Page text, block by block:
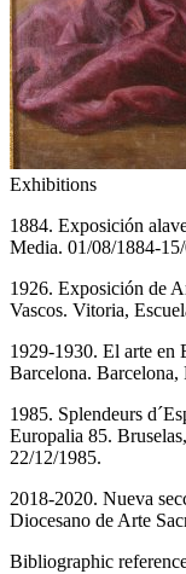
Exhibitions
1884. Exposición
Media. 01/08/1884-
1926. Exposición de
Vascos. Vitoria,
1929-1930. El arte en
Barcelona.
1985. Splendeurs
Europalia 85.
22/12/1985.
2018-2020. Nueva
Diocesano de Arte
Bibliographic